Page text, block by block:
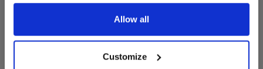
Allow all
Customize
mag verwachten.
Kom langs in onze showroom, doe inspiratie op en ontdek de
mooiste aanbiedingen tijdens de
Summer Sale van Snip
. De koffie of thee staat voor je klaar!